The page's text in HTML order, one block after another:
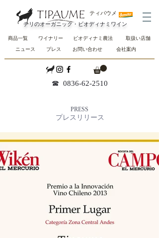
ティパウメ
チリのオーガニック・ビオディナミワイン
商品一覧 ワイナリー ビオディナミ農法
取扱い店舗
ニュース
プレス お問い合わせ 会社案内
☎︎ 0836-62-2510
PRESS
プレスリリース